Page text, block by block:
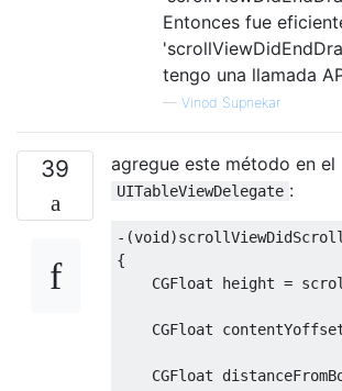
Entonces fue
tengo una llamada
— Vinod Supnekar
39 agregue este método en el
UITableViewDelegate :
-(void)scrollViewDidScroll
{
CGFloat height =
CGFloat
CGFloat